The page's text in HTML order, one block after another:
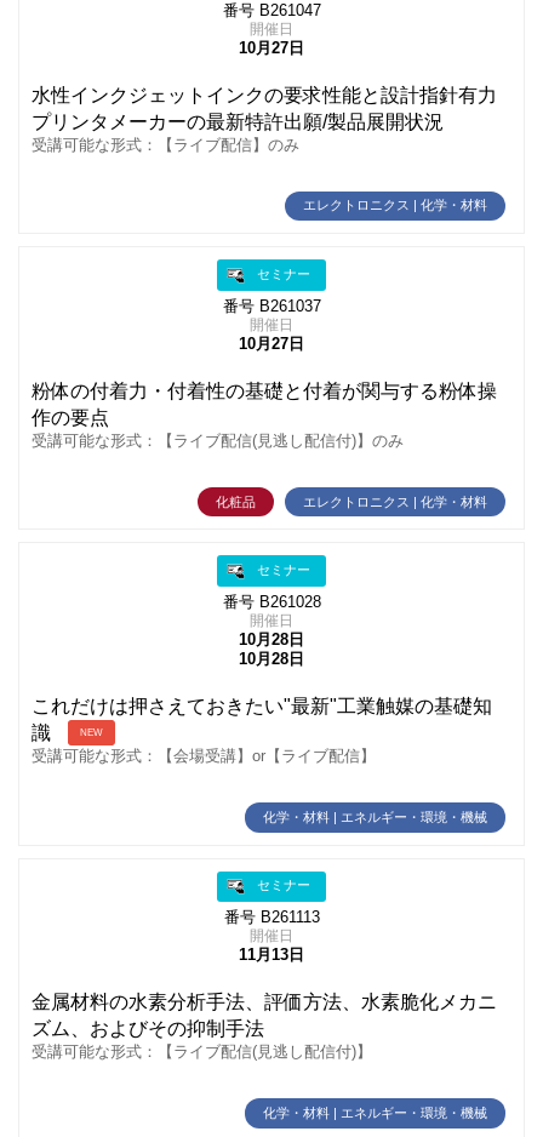
番号 B261047
開催日
10月27日
水性インクジェットインクの要求性能と設計指針有力
プリンタメーカーの最新特許出願/製品展開状況
受講可能な形式：【ライブ配信】のみ
エレクトロニクス | 化学・材料
セミナー
番号 B261037
開催日
10月27日
粉体の付着力・付着性の基礎と付着が関与する粉体操
作の要点
受講可能な形式：【ライブ配信(見逃し配信付)】のみ
化粧品 エレクトロニクス | 化学・材料
セミナー
番号 B261028
開催日
10月28日
10月28日
これだけは押さえておきたい"最新"工業触媒の基礎知
識
NEW
受講可能な形式：【会場受講】or【ライブ配信】
化学・材料 | エネルギー・環境・機械
セミナー
番号 B261113
開催日
11月13日
金属材料の水素分析手法、評価方法、水素脆化メカニ
ズム、およびその抑制手法
受講可能な形式：【ライブ配信(見逃し配信付)】
化学・材料 | エネルギー・環境・機械